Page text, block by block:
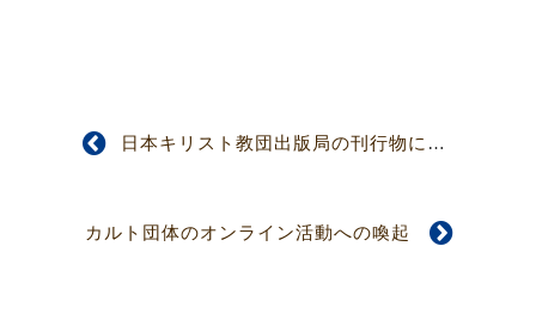
日本キリスト教団出版局の刊行物に関するアンケートご協力のお願い
カルト団体のオンライン活動への喚起